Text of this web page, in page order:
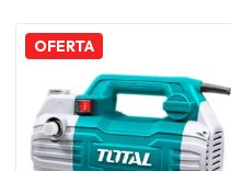
OFERTA